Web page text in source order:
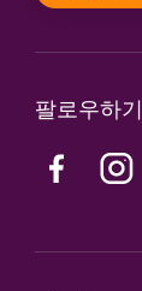
팔로우하기